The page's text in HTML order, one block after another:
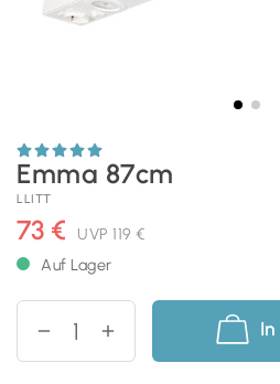
Emma 87cm
LLITT
73 € UVP 119 €
Auf Lager